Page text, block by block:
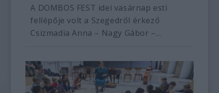
A DOMBOS FEST idei vasárnap esti
fellépője volt a Szegedről érkező
Csizmadia Anna – Nagy Gábor –...